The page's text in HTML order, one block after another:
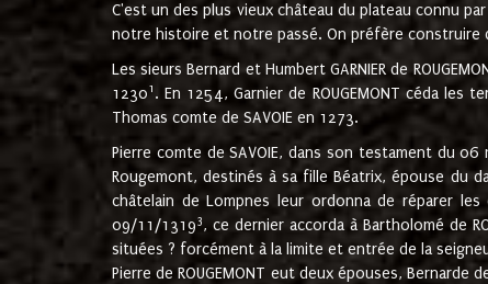
C'est un des plus vieux château du plateau connu
notre histoire et notre passé. On préfère construire
Les sieurs Bernard et Humbert GARNIER de
12301 . En 1254, Garnier de ROUGEMONT céda les
Thomas comte de SAVOIE en 1273.
Pierre comte de SAVOIE, dans son testament du
Rougemont, destinés à sa fille Béatrix, épouse du
châtelain de Lompnes leur ordonna de réparer
09/11/13193, ce dernier accorda à Bartholomé de
situées ? forcément à la limite et entrée de la
Pierre de ROUGEMONT eut deux épouses,